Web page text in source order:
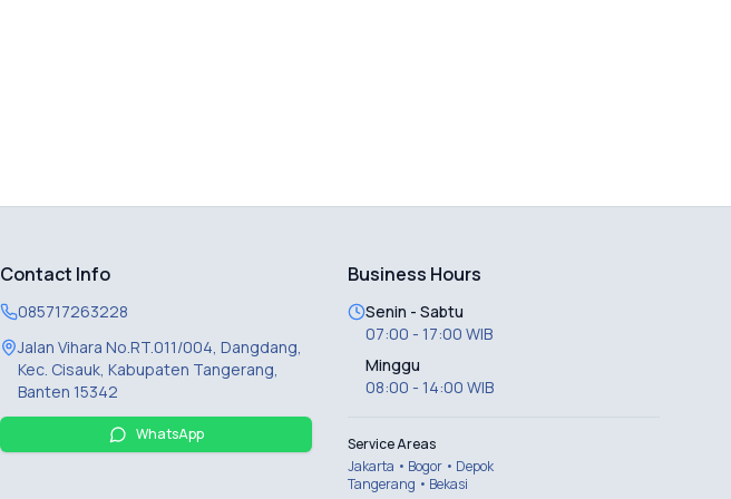
Contact Info
085717263228
Jalan Vihara No.RT.011/004, Dangdang,
Kec. Cisauk, Kabupaten Tangerang,
Banten 15342
WhatsApp
Business Hours
Senin - Sabtu
07:00 - 17:00 WIB
Minggu
08:00 - 14:00 WIB
Service Areas
Jakarta • Bogor • Depok
Tangerang • Bekasi